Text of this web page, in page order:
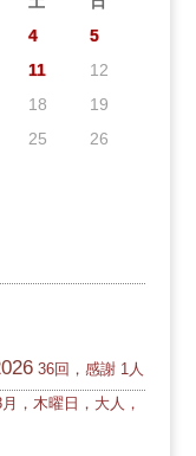
4
5
11
12
18
19
25
26
36回，感謝 1人
，木曜日，大人，